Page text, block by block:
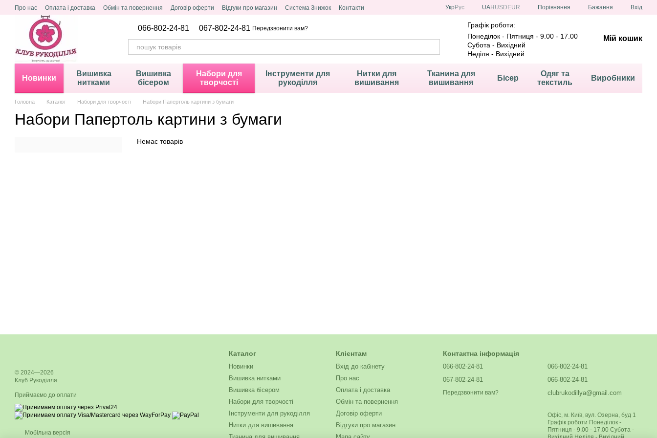
Перейти до основного контенту
Про нас Оплата і доставка Обмін та повернення Договір оферти Відгуки про магазин Система Знижок
Контакти
Політика конфіденційності
УкрРус UAH USD EUR Порівняння Бажання Вхід
066-802-24-81 067-802-24-81 Передзвонити вам?
Графік роботи:
Понеділок - Пятниця - 9.00 - 17.00
Субота - Вихідний
Неділя - Вихідний
Мій кошик
Новинки
Вишивка
нитками
Вишивка
бісером
Набори для
творчості
Інструменти для
рукоділля
Нитки для
вишивання
Тканина для
вишивання
Бісер
Одяг та
текстиль
Виробники
Головна Каталог Набори для творчості Набори Папертоль картини з бумаги
Набори Папертоль картини з бумаги
Немає товарів
© 2024—2026
Клуб Рукоділля
Приймаємо до оплати
Мобільна версія
Каталог
Новинки
Вишивка нитками
Вишивка бісером
Набори для творчості
Інструменти для рукоділля
Нитки для вишивання
Клієнтам
Вхід до кабінету
Про нас
Оплата і доставка
Обмін та повернення
Договір оферти
Відгуки про магазин
Контактна інформація
066-802-24-81
067-802-24-81
Передзвонити вам?
066-802-24-81
066-802-24-81
clubrukodillya@gmail.com
Офіс, м. Київ, вул. Озерна, буд 1
Графік роботи Понеділок -
Пятниця - 9.00 - 17.00 Субота -